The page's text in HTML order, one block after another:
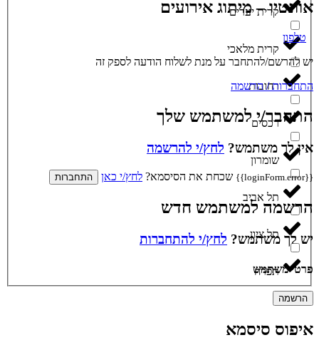
קרית יערים
קרית מלאכי
רחובות
רכסים
שומרון
תל אביב
תל ציון
תפרח
אוונטיו – מיתוג אירועים
טלפון
יש להרשם/להתחבר על מנת לשלוח הודעה לספק זה
התחברות / הרשמה
התחבר/י למשתמש שלך
אין לך משתמש? לחץ/י להרשמה
{{loginForm.error}} שכחת את הסיסמא? לחץ/י כאן התחברות
הרשמה למשתמש חדש
יש לך משתמש? לחץ/י להתחברות
פרטי משתמש
הרשמה
איפוס סיסמא